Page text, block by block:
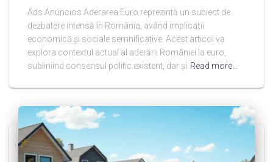
Ads Anúncios Aderarea Euro reprezintă un subiect de
dezbatere intensă în România, având implicații
economică și sociale semnificative. Acest articol va
explora contextul actual al aderării României la euro,
subliniind consensul politic existent, dar și Read more…